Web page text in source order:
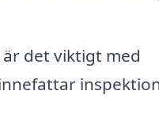
det viktigt med